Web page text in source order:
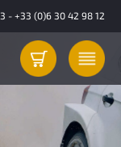
- +33 (0)6 30 42 98 12